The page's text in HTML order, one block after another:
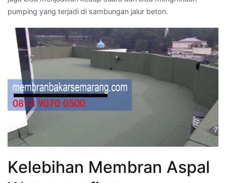
pumping yang terjadi di sambungan jalur beton.
Kelebihan Membran Aspal